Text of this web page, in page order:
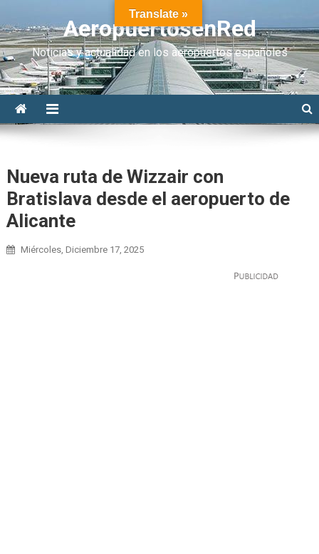
AeropuertosenRed
Noticias y actualidad en los aeropuertos españoles
Nueva ruta de Wizzair con
Bratislava desde el aeropuerto de
Alicante
Miércoles, Diciembre 17, 2025
Translate »